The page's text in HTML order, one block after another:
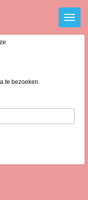
te bezoeken.